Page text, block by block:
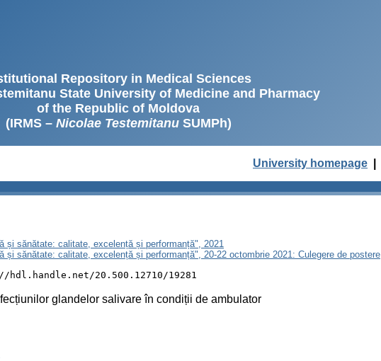
Repository in Medical Sciences
State University of Medicine and Pharmacy
of the Republic of Moldova
(IRMS – Nicolae TestemitanuSUMPh)
University homepage
și sănătate: calitate, excelență și performanță", 2021
sănătate: calitate, excelență și performanță", 20-22 octombrie 2021: Culegere de postere
hdl.handle.net/20.500.12710/19281
glandelor salivare în condiții de ambulator